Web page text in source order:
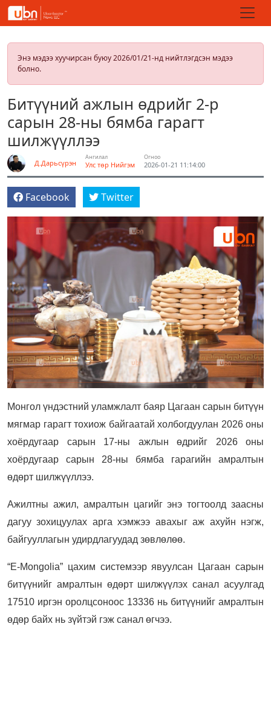
Энэ мэдээ хуучирсан буюу 2026/01/21-нд нийтлэгдсэн мэдээ
болно.
Битүүний ажлын өдрийг 2-р
сарын 28-ны бямба гарагт
шилжүүллээ
Д.Дарьсүрэн
Ангилал
Улс төр Нийгэм
Огноо
2026-01-21 11:14:00
Facebook Twitter
Монгол үндэстний уламжлалт баяр Цагаан сарын битүүн
мягмар гарагт тохиож байгаатай холбогдуулан 2026 оны
хоёрдугаар сарын 17-ны ажлын өдрийг 2026 оны
хоёрдугаар сарын 28-ны бямба гарагийн амралтын
өдөрт шилжүүллээ.
Ажилтны ажил, амралтын цагийг энэ тогтоолд заасны
дагуу зохицуулах арга хэмжээ авахыг аж ахуйн нэгж,
байгууллагын удирдлагуудад зөвлөлөө.
“E-Mongolia” цахим системээр явуулсан Цагаан сарын
битүүнийг амралтын өдөрт шилжүүлэх санал асуулгад
17510 иргэн оролцсоноос 13336 нь битүүнийг амралтын
өдөр байх нь зүйтэй гэж санал өгчээ.